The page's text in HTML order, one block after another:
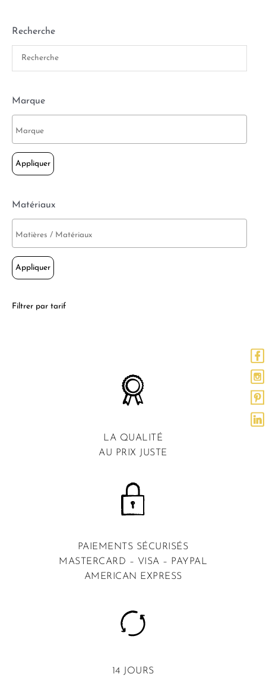
Recherche
Marque
Appliquer
Matériaux
Appliquer
Filtrer par tarif
LA QUALITÉ
AU PRIX JUSTE
PAIEMENTS SÉCURISÉS
MASTERCARD – VISA – PAYPAL
AMERICAN EXPRESS
14 JOURS